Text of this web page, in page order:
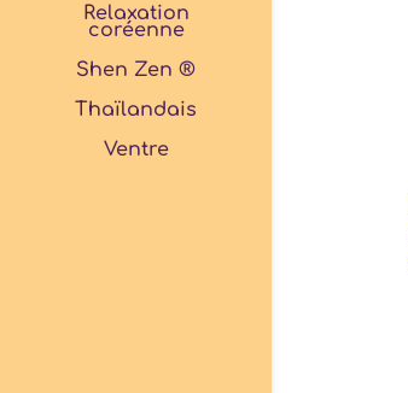
Relaxation
coréenne
Shen Zen ®
Thaïlandais
Ventre